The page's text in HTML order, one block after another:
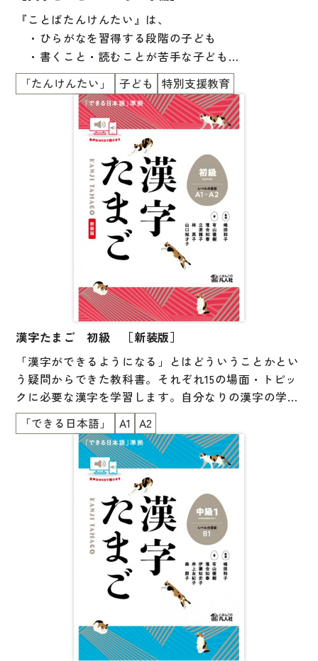
文章・談話・表現
表記
言語学
日本語教育事情
異文化間コミュニケーション
多言語社会・言語政策
アカデミック・スキル
『ことばたんけんたい』は、
・ひらがなを習得する段階の子ども
・書くこと・読むことが苦手な子ども
・外国にルーツを持つ子ども
を主な対象にしています。
子どもたちに寄り添う支援をするために、
日本語教育と特別支援教育の双方の視点を取り入れ
眼球運動やソーシャルスキルトレーニングなどを組み
開発された教材です。
本教材を通した学習・支援の場で、子どもたちが楽し
ゲームやクイズなどの要素も取り入れられています。
巻頭には、日本語教育と特別支援教育の専門家による
「たんけんたい」 子ども 特別支援教育
漢字たまご 初級 ［新装版］
「漢字ができるようになる」とはどういうことかとい
う疑問からできた教科書。それぞれ15の場面・トピッ
クに必要な漢字を学習します。自分なりの漢字の学び
方を身につけられる工夫が随所にあるのも特長です。
学習した漢字は、実際の場面に近い状況で、必要な情
報を読み取ったり、漢字で書いたりする練習をし、力
を試します。「身近にある漢字が『わかる』『でき
る』」という実感が得られます。『できる日本語』準
拠。初級、初中級でN4、N5 の漢字をカバーします。
「できる日本語」 A1 A2